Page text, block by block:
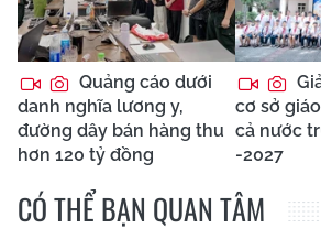
Quảng cáo dưới
danh nghĩa lương y,
đường dây bán hàng thu
hơn 120 tỷ đồng
cơ sở
cả nước
-2027
CÓ THỂ BẠN QUAN TÂM